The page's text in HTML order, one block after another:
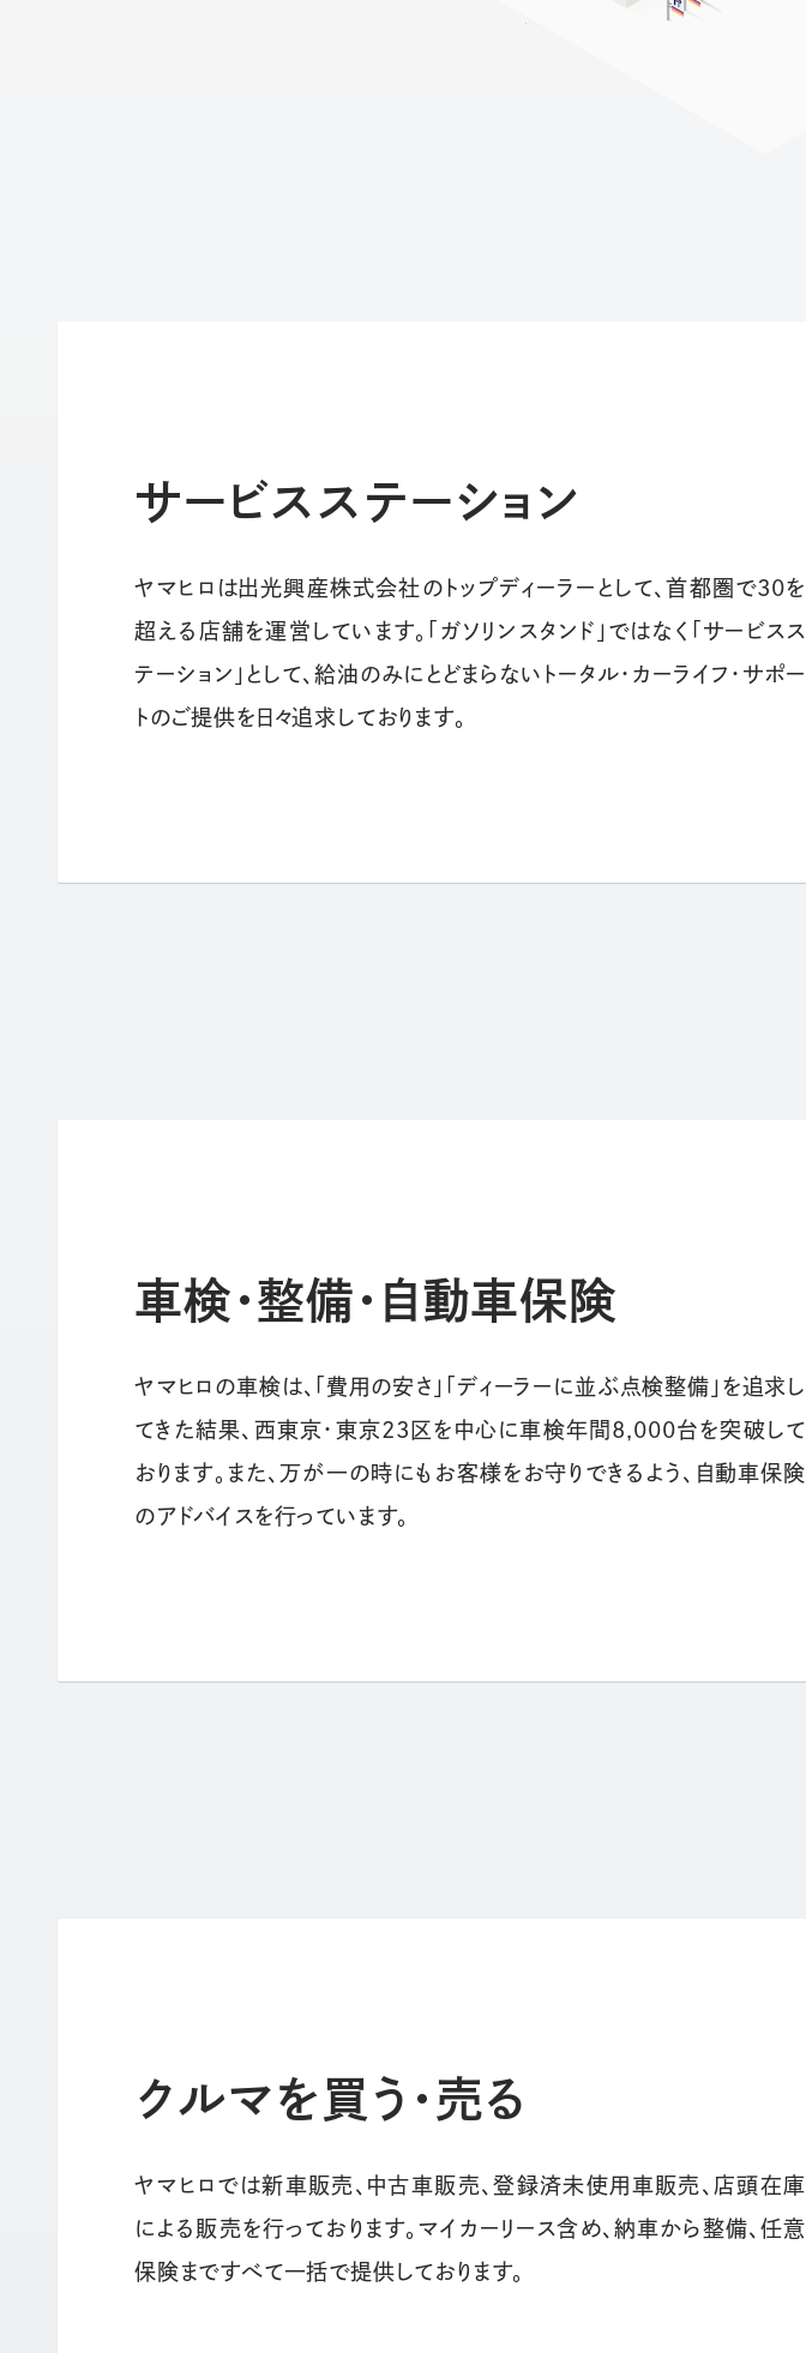
サービスステーション
ヤマヒロは出光興産株式会社のトップディーラーとして、首都圏で30を
超える店舗を運営しています。「ガソリンスタンド」ではなく「サービスス
テーション」として、給油のみにとどまらないトータル・カーライフ・サポー
トのご提供を日々追求しております。
車検・整備・自動車保険
ヤマヒロの車検は、「費用の安さ」「ディーラーに並ぶ点検整備」を追求し
てきた結果、西東京・東京23区を中心に車検年間8,000台を突破して
おります。また、万が一の時にもお客様をお守りできるよう、自動車保険
のアドバイスを行っています。
クルマを買う・売る
ヤマヒロでは新車販売、中古車販売、登録済未使用車販売、店頭在庫
による販売を行っております。マイカーリース含め、納車から整備、任意
保険まですべて一括で提供しております。